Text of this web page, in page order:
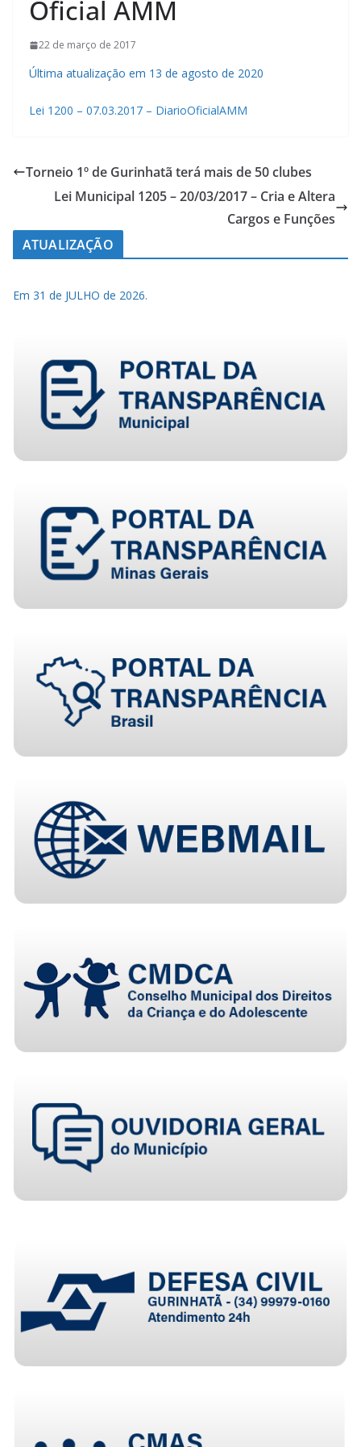
Oficial AMM
22 de março de 2017
Última atualização em 13 de agosto de 2020
Lei 1200 – 07.03.2017 – DiarioOficialAMM
Torneio 1º de Gurinhatã terá mais de 50 clubes
Lei Municipal 1205 – 20/03/2017 – Cria e Altera
Cargos e Funções
ATUALIZAÇÃO
Em 31 de JULHO de 2026.